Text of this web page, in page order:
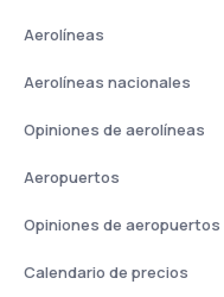
Aerolíneas
Aerolíneas nacionales
Opiniones de aerolíneas
Aeropuertos
Opiniones de aeropuertos
Calendario de precios